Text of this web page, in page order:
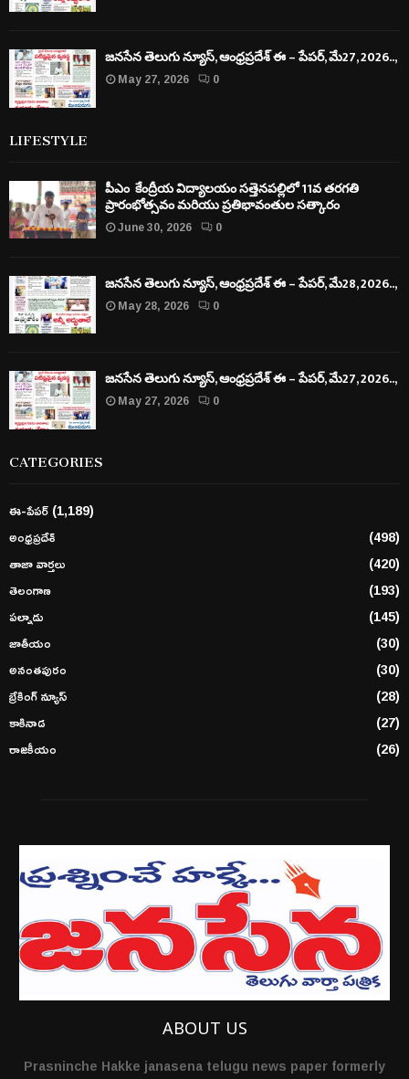
జనసేన తెలుగు న్యూస్, ఆంధ్రప్రదేశ్ ఈ – పేపర్, మే27, 2026..,
May 27, 2026
0
LIFESTYLE
పీఎం కేంద్రీయ విద్యాలయం సత్తెనపల్లిలో 11వ తరగతి
ప్రారంభోత్సవం మరియు ప్రతిభావంతుల సత్కారం
June 30, 2026
0
జనసేన తెలుగు న్యూస్, ఆంధ్రప్రదేశ్ ఈ – పేపర్, మే28, 2026..,
May 28, 2026
0
జనసేన తెలుగు న్యూస్, ఆంధ్రప్రదేశ్ ఈ – పేపర్, మే27, 2026..,
May 27, 2026
0
CATEGORIES
ఈ-పేపర్(1,189)
అంధ్రప్రదేశ్
(498)
తాజా వార్తలు
(420)
తెలంగాణ
(193)
పల్నాడు
(145)
జాతీయం
(30)
అనంతపురం
(30)
బ్రేకింగ్ న్యూస్
(28)
కాకినాడ
(27)
రాజకీయం
(26)
ABOUT US
Prasninche Hakke janasena telugu news paper formerly